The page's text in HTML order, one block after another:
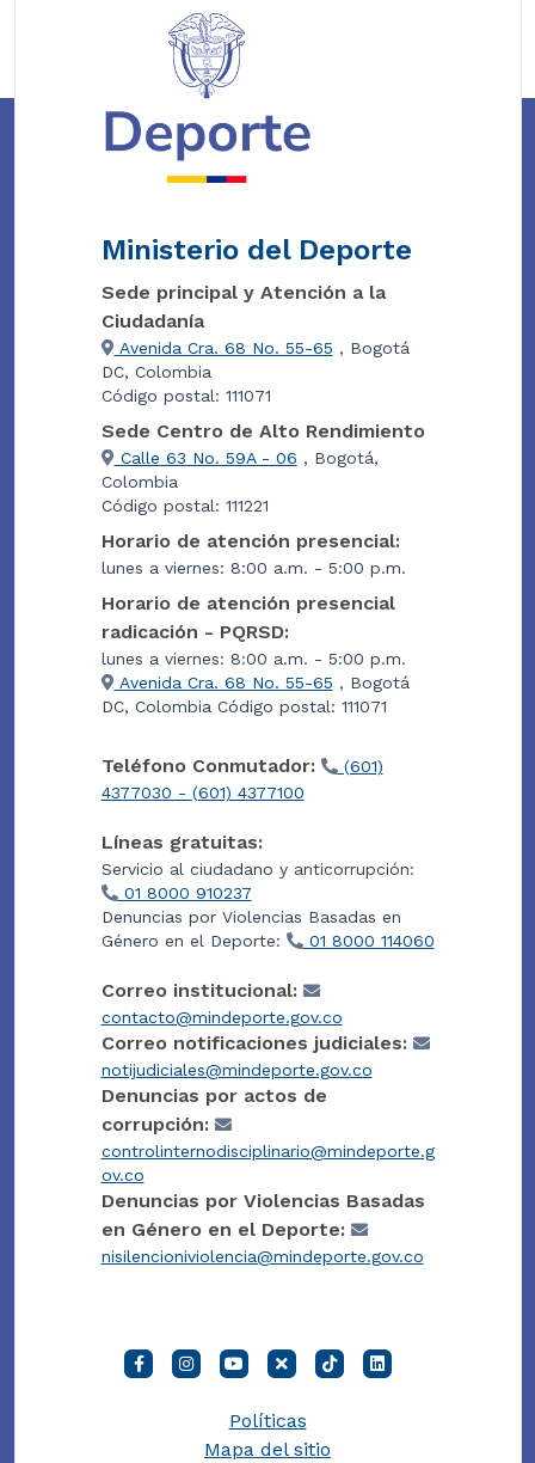
Ministerio del Deporte
Sede principal y Atención a la
Ciudadanía
Avenida Cra. 68 No. 55-65 , Bogotá
DC, Colombia
Código postal: 111071
Sede Centro de Alto Rendimiento
Calle 63 No. 59A - 06 , Bogotá,
Colombia
Código postal: 111221
Horario de atención presencial:
lunes a viernes: 8:00 a.m. - 5:00 p.m.
Horario de atención presencial
radicación - PQRSD:
lunes a viernes: 8:00 a.m. - 5:00 p.m.
Avenida Cra. 68 No. 55-65 , Bogotá
DC, Colombia Código postal: 111071
Teléfono Conmutador:
(601)
4377030 - (601) 4377100
Líneas gratuitas:
Servicio al ciudadano y anticorrupción:
01 8000 910237
Denuncias por Violencias Basadas en
Género en el Deporte:
01 8000 114060
Correo institucional:
contacto@mindeporte.gov.co
Correo notificaciones judiciales:
notijudiciales@mindeporte.gov.co
Denuncias por actos de
corrupción:
controlinternodisciplinario@mindeporte.g
ov.co
Denuncias por Violencias Basadas
en Género en el Deporte:
nisilencioniviolencia@mindeporte.gov.co
Políticas
Mapa del sitio